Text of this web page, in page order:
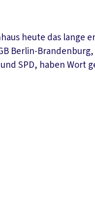
heute das lange
Berlin-
SPD, haben Wort